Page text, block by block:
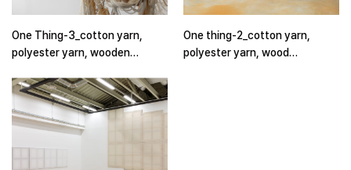
One Thing-3_cotton yarn,
polyester yarn, wooden
One thing-2_cotton yarn,
polyester yarn, wood